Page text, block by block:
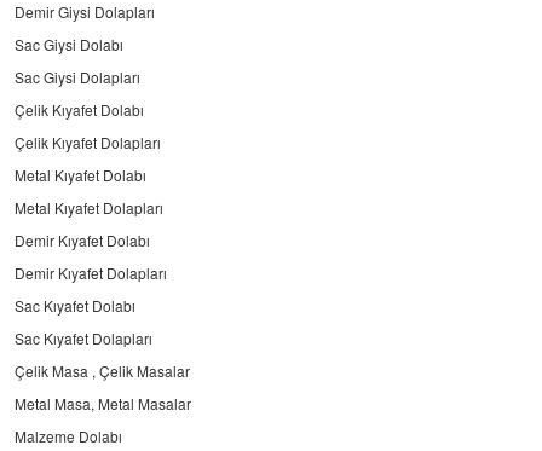
Demir Giysi Dolapları
Sac Giysi Dolabı
Sac Giysi Dolapları
Çelik Kıyafet Dolabı
Çelik Kıyafet Dolapları
Metal Kıyafet Dolabı
Metal Kıyafet Dolapları
Demir Kıyafet Dolabı
Demir Kıyafet Dolapları
Sac Kıyafet Dolabı
Sac Kıyafet Dolapları
Çelik Masa , Çelik Masalar
Metal Masa, Metal Masalar
Malzeme Dolabı